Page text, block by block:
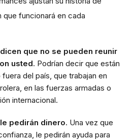
funcionará en cada
que no se pueden reunir
usted. Podrían decir que están
del país, que trabajan en
en las fuerzas armadas o
internacional.
pedirán dinero. Una vez que
le pedirán ayuda para